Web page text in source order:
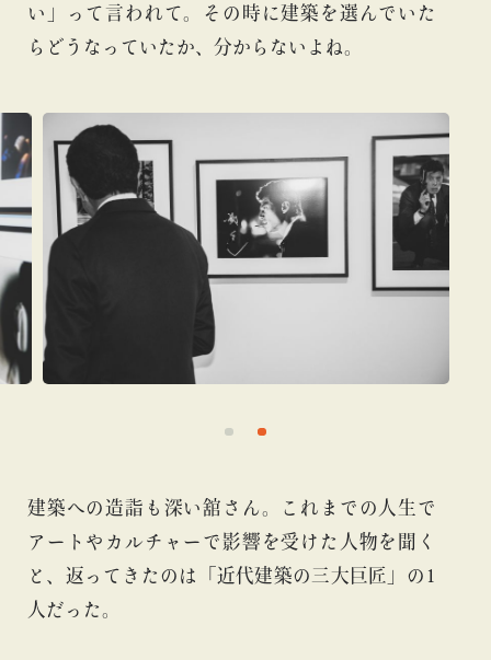
い」って言われて。その時に建築を選んでいた
らどうなっていたか、分からないよね。
建築への造詣も深い舘さん。これまでの人生で
アートやカルチャーで影響を受けた人物を聞く
と、返ってきたのは「近代建築の三大巨匠」の1
人だった。